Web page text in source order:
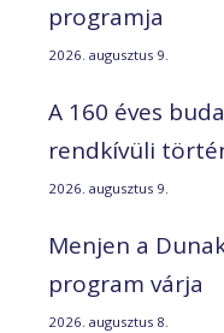
programja
2026. augusztus 9.
A 160 éves
rendkívüli
2026. augusztus 9.
Menjen a
program várja
2026. augusztus 8.